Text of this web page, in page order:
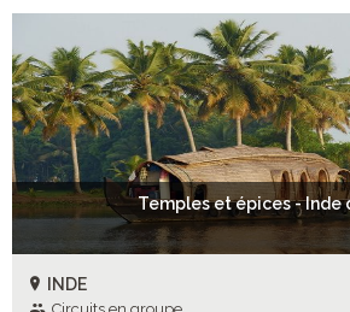
Temples et épices - Inde
INDE